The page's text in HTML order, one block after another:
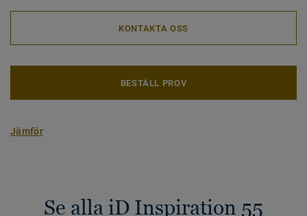
KONTAKTA OSS
BESTÄLL PROV
Jämför
Se alla iD Inspiration 55